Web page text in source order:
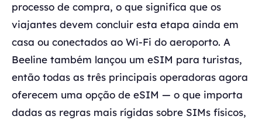
processo de compra, o que significa que os
viajantes devem concluir esta etapa ainda em
casa ou conectados ao Wi-Fi do aeroporto. A
Beeline também lançou um eSIM para turistas,
então todas as três principais operadoras agora
oferecem uma opção de eSIM — o que importa
dadas as regras mais rígidas sobre SIMs físicos,